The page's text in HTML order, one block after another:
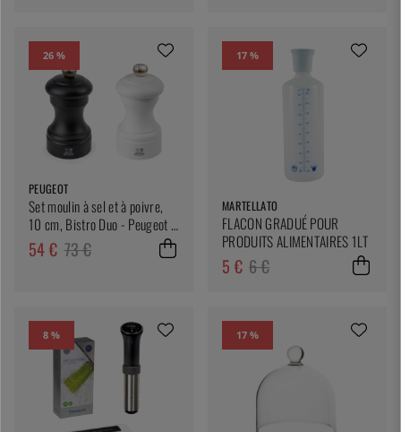
26 %
PEUGEOT
Set moulin à sel et à poivre,
10 cm, Bistro Duo - Peugeot -
Noir & Blanc
54 € 73 €
17 %
MARTELLATO
FLACON GRADUÉ POUR
PRODUITS ALIMENTAIRES 1LT
5 € 6 €
8 % 17 %